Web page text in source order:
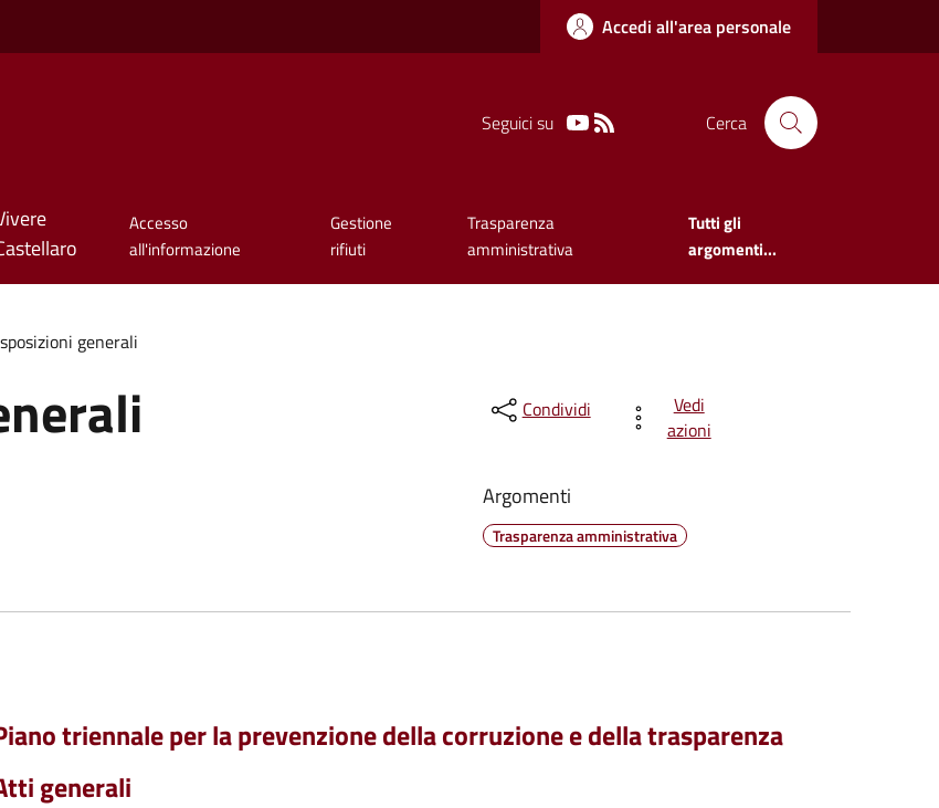
Accedi all'area personale
Seguici su Cerca
Accesso
all'informazione
Gestione
rifiuti
Trasparenza
amministrativa
Tutti gli
argomenti...
generali
Condividi
Vedi
azioni
Argomenti
Trasparenza amministrativa
triennale per la prevenzione della corruzione e della trasparenza
generali